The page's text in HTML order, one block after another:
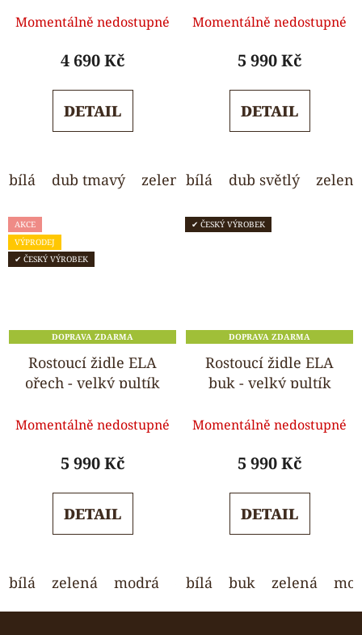
hodnocení
produktu
5,0
z
Momentálně nedostupné
4 690 Kč
DETAIL
bílá dub tmavý zelená modrá růžová
hodnocení
produktu
5,0
z
Momentálně nedostupné
5 990 Kč
DETAIL
bílá dub světlý zelená
AKCE
VÝPRODEJ
✔ ČESKÝ VÝROBEK
DOPRAVA ZDARMA
Rostoucí židle ELA
ořech - velký pultík
hodnocení
produktu
je
5,0
z
Momentálně nedostupné
5 990 Kč
DETAIL
bílá zelená modrá ořech světle šedá
✔ ČESKÝ VÝROBEK
DOPRAVA ZDARMA
Rostoucí židle ELA
buk - velký pultík
hodnocení
produktu
je
5,0
z
Momentálně nedostupné
5 990 Kč
DETAIL
bílá buk zelená
Z